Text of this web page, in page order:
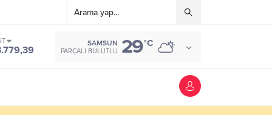
SAMSUN
PARÇALI BULUTLU 29°C